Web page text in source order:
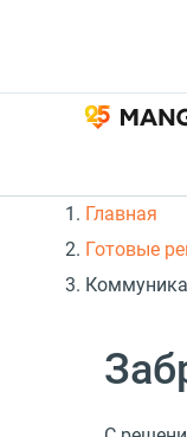
Главная
Готовые